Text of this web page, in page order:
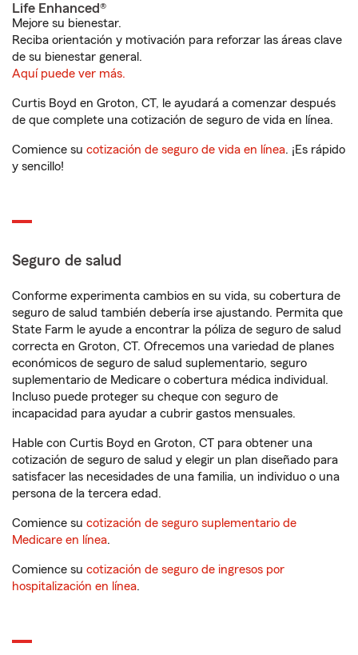
Life Enhanced®
Mejore su bienestar.
Reciba orientación y motivación para reforzar las áreas clave
de su bienestar general.
Aquí puede ver más.
Curtis Boyd en Groton, CT, le ayudará a comenzar después
de que complete una cotización de seguro de vida en línea.
Comience su cotización de seguro de vida en línea. ¡Es rápido
y sencillo!
Seguro de salud
Conforme experimenta cambios en su vida, su cobertura de
seguro de salud también debería irse ajustando. Permita que
State Farm le ayude a encontrar la póliza de seguro de salud
correcta en Groton, CT. Ofrecemos una variedad de planes
económicos de seguro de salud suplementario, seguro
suplementario de Medicare o cobertura médica individual.
Incluso puede proteger su cheque con seguro de
incapacidad para ayudar a cubrir gastos mensuales.
Hable con Curtis Boyd en Groton, CT para obtener una
cotización de seguro de salud y elegir un plan diseñado para
satisfacer las necesidades de una familia, un individuo o una
persona de la tercera edad.
Comience su cotización de seguro suplementario de
Medicare en línea.
Comience su cotización de seguro de ingresos por
hospitalización en línea.